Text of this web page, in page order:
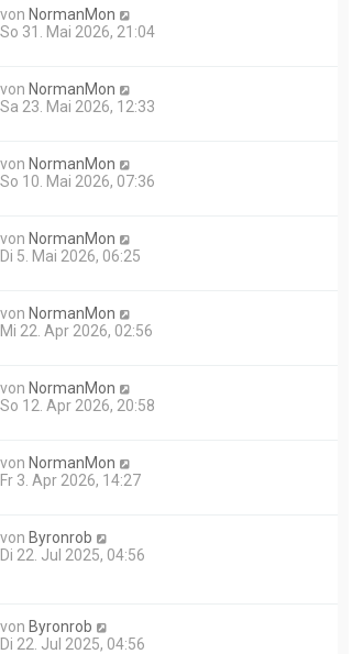
von NormanMon
So 31. Mai 2026, 21:04
von NormanMon
Sa 23. Mai 2026, 12:33
von NormanMon
So 10. Mai 2026, 07:36
von NormanMon
Di 5. Mai 2026, 06:25
von NormanMon
Mi 22. Apr 2026, 02:56
von NormanMon
So 12. Apr 2026, 20:58
von NormanMon
Fr 3. Apr 2026, 14:27
von Byronrob
Di 22. Jul 2025, 04:56
von Byronrob
Di 22. Jul 2025, 04:56